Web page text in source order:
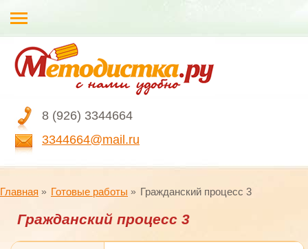
8 (926) 3344664
3344664@mail.ru
Главная Готовые работы Гражданский процесс 3
Гражданский процесс 3